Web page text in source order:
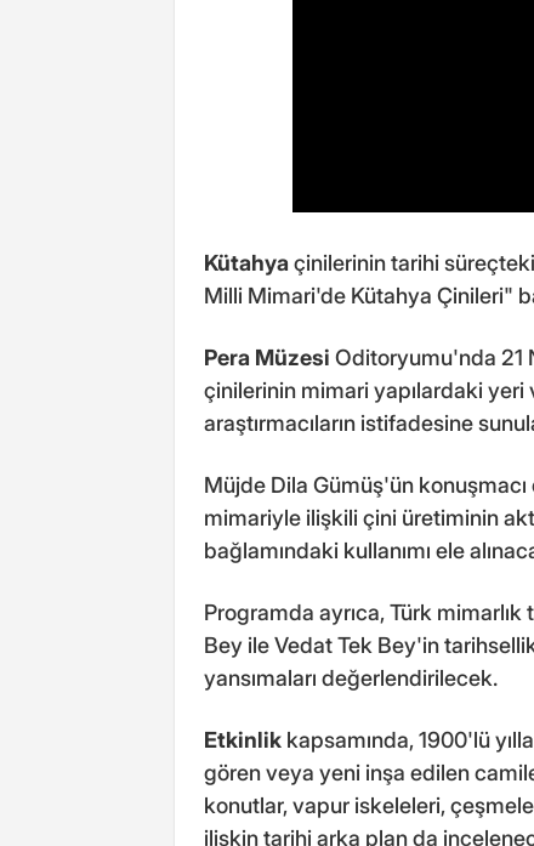
Kütahya çinilerinin tarihi
Milli Mimari'de Kütahya Çinileri"
Pera Müzesi Oditoryumu'nda 21
çinilerinin mimari yapılardaki
araştırmacıların istifadesine
Müjde Dila Gümüş'ün
mimariyle ilişkili çini üretiminin
bağlamındaki kullanımı ele
Programda ayrıca, Türk
Bey ile Vedat Tek Bey'in
yansımaları değerlendirilecek.
Etkinlik kapsamında, 1900'lü
gören veya yeni inşa edilen
konutlar, vapur iskeleleri,
ilişkin tarihi arka plan da